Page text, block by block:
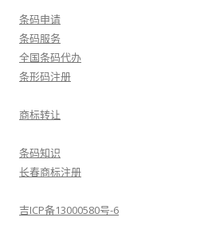
条码申请
条码服务
全国条码代办
条形码注册
商标转让
条码知识
长春商标注册
吉ICP备13000580号-6